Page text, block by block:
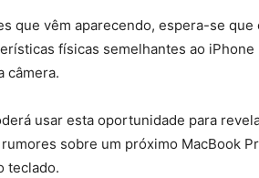
que vêm aparecendo, espera-se
físicas semelhantes ao
câmera.
usar esta oportunidade para
sobre um próximo MacBook
teclado.